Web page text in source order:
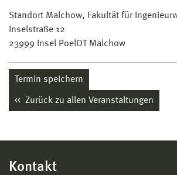
Standort Malchow, Fakultät für
Inselstraße 12
23999 Insel PoelOT Malchow
Termin speichern
Zurück zu allen Veranstaltungen
Kontakt